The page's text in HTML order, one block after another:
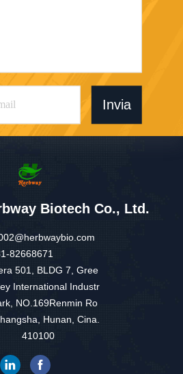
Invia
Biotech Co., Ltd.
82668671
501, BLDG 7, Gree
International Industr
NO.169Renmin Ro
Hunan, Cina.
410100